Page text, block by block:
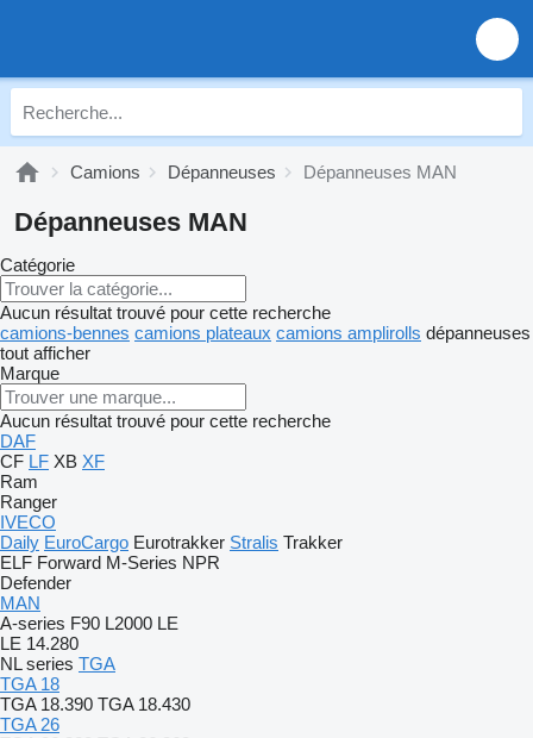
Camions Dépanneuses Dépanneuses MAN
Dépanneuses MAN
Catégorie
Aucun résultat trouvé pour cette recherche
camions-bennes camions plateaux camions amplirolls dépanneuses
tout afficher
Marque
Aucun résultat trouvé pour cette recherche
DAF
CF LF XB XF
Ram
Ranger
IVECO
Daily EuroCargo Eurotrakker Stralis Trakker
ELF Forward M-Series NPR
Defender
MAN
A-series F90 L2000 LE
LE 14.280
NL series TGA
TGA 18
TGA 18.390 TGA 18.430
TGA 26